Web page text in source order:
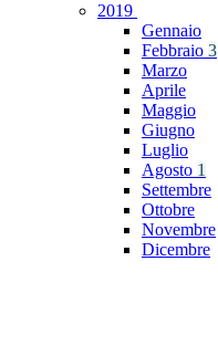
2019
Gennaio
Febbraio 3
Marzo
Aprile
Maggio
Giugno
Luglio
Agosto 1
Settembre
Ottobre
Novembre
Dicembre